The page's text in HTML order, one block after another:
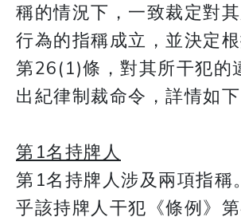
稱的情況下，一致裁定對
行為的指稱成立，並決定根
第26(1)條，對其所干犯的
出紀律制裁命令，詳情如下
第1名持牌人
第1名持牌人涉及兩項指稱
乎該持牌人干犯《條例》